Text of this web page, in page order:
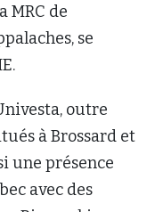
MRC de
se
outre
à Brossard et
une présence
avec des